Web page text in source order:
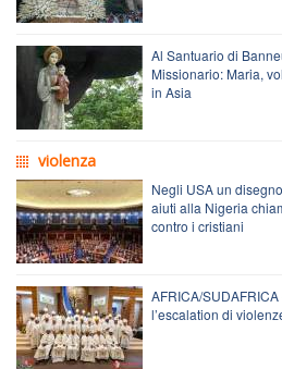
Al Santuario di
Missionario: Maria,
in Asia
violenza
Negli USA un
aiuti alla Nigeria
contro i cristiani
AFRICA/
l’escalation di